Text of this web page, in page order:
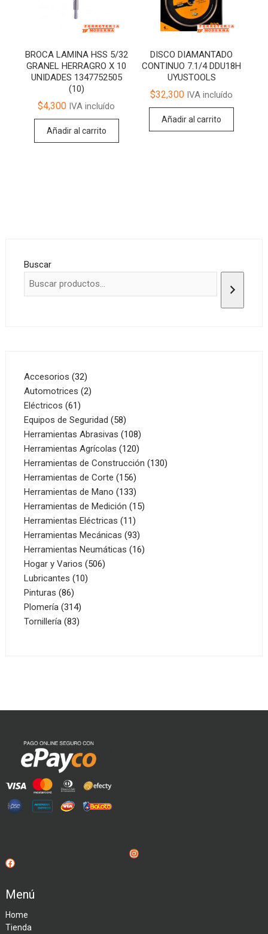
BROCA LAMINA HSS 5/32
GRANEL HERRAGRO X 10
UNIDADES 1347752505
(10)
$4,300 IVA incluído
Añadir al carrito
DISCO DIAMANTADO
CONTINUO 7.1/4 DDU18H
UYUSTOOLS
$32,300 IVA incluído
Añadir al carrito
Buscar
Accesorios 3232
productos
Automotrices 22
Eléctricos 6161
productos
Equipos de Seguridad 5858
productos
Herramientas Abrasivas 108108
productos
Herramientas Agrícolas 120120
productos
Herramientas de Construcción 130130
Herramientas de Corte 156156
productos
Herramientas de Mano 133133
productos
Herramientas de Medición 1515
Herramientas Eléctricas 1111
productos
Herramientas Mecánicas 9393
productos
Herramientas Neumáticas 1616
Hogar y Varios 506506
Lubricantes 1010
Pinturas 8686
productos
Plomería 314314
productos
Tornillería 8383
Instagram
Facebook
Menú
Home
Tienda